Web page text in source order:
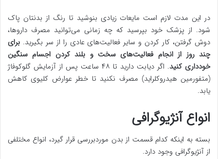
در این مدت لازم است مایعات زیادی بنوشید تا رنگ از بدنتان پاک
شود. از پزشک خود بپرسید که چه زمانی می‌توانید مصرف داروها،
دوش گرفتن، کار کردن و سایر فعالیت‌های عادی را از سر بگیرید. برای
چند روز از انجام فعالیت‌های سخت و بلند کردن اجسام سنگین
خودداری کنید
. اگر دیابت دارید تا ۴۸ ساعت پس از آزمایش گلوکوفاژ
(متفورمین هیدروکلراید) مصرف نکنید تا خطر عوارض کلیوی کاهش
یابد.
انواع آنژیوگرافی
بسته به اینکه کدام قسمت از بدن موردبررسی قرار ‌گیرد، انواع مختلفی
از آنژیوگرافی وجود دارد.